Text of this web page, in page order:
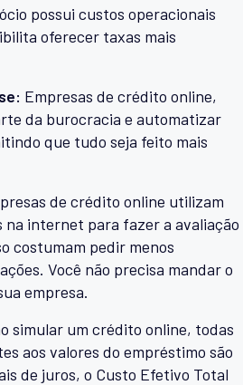
possui custos operacionais
oferecer taxas mais
Empresas de crédito online,
da burocracia e automatizar
que tudo seja feito mais
de crédito online utilizam
na internet para fazer a avaliação
costumam pedir menos
Você não precisa mandar o
empresa.
simular um crédito online, todas
aos valores do empréstimo são
de juros, o Custo Efetivo Total